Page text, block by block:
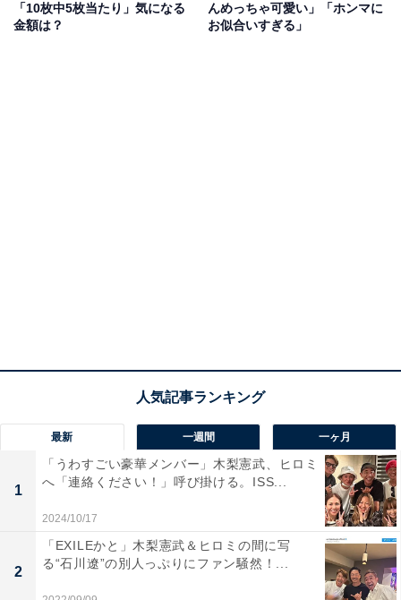
「10枚中5枚当たり」気になる
金額は？
んめっちゃ可愛い」「ホンマに
お似合いすぎる」
最新 一週間 一ヶ月
1
「うわすごい豪華メンバー」木梨憲武、ヒロミ
へ「連絡ください！」呼び掛ける。ISS...
2024/10/17
2
「EXILEかと」木梨憲武＆ヒロミの間に写
る“石川遼”の別人っぷりにファン騒然！...